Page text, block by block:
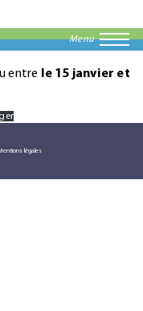
Menu
entre le 15 janvier et
Mentions légales